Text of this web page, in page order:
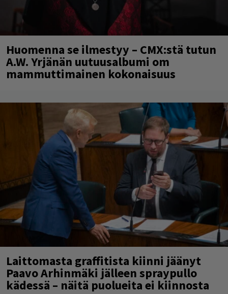
Huomenna se ilmestyy – CMX:stä tutun
A.W. Yrjänän uutuusalbumi om
mammuttimainen kokonaisuus
Laittomasta graffitista kiinni jäänyt
Paavo Arhinmäki jälleen spraypullo
kädessä – näitä puolueita ei kiinnosta